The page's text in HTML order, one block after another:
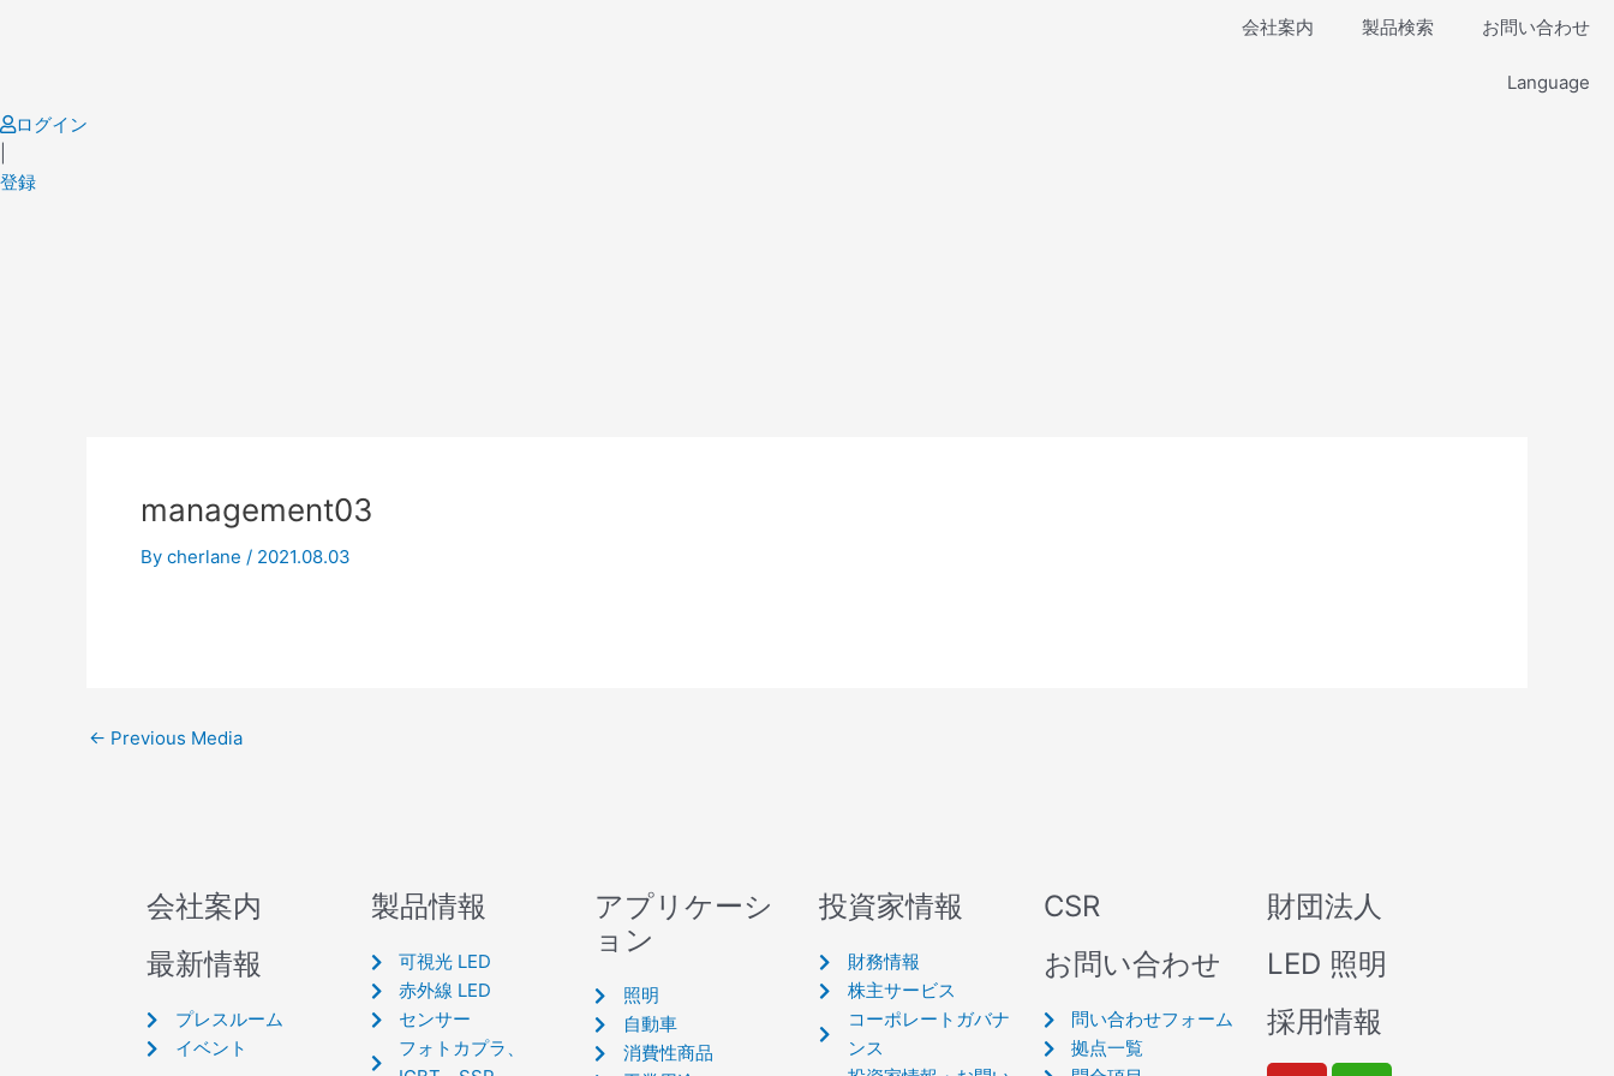
会社案内 製品検索 お問い合わせ
Language
ログイン
登録
management03
By cherlane / 2021.08.03
← Previous Media
会社案内
最新情報
プレスルーム
イベント
製品情報
可視光 LED
赤外線 LED
センサー
フォトカプラ、
アプリケーシ
ョン
照明
自動車
消費性商品
投資家情報
財務情報
株主サービス
コーポレートガバナ
ンス
CSR
お問い合わせ
問い合わせフォーム
拠点一覧
財団法人
LED 照明
採用情報